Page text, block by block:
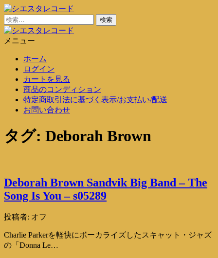
コ
ン
テ
ン
シエスタレコード
中古レコード通販
検
索:
メニュー
ホーム
ログイン
カートを見る
商品のコンディション
特定商取引法に基づく表示/お支払い/配送
お問い合わせ
タグ: Deborah Brown
Deborah Brown Sandvik Big Band – The
Song Is You – s05289
投稿者: オフ
Charlie Parkerを軽快にボーカライズしたスキャット・ジャズ
の「Donna Le…